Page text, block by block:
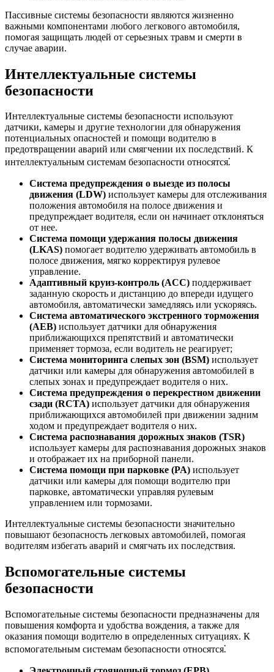
Пассивные системы безопасности являются жизненно
важными компонентами любого легкового автомобиля,
помогая защищать людей от серьезных травм и смерти в
случае аварии.
Интеллектуальные системы
безопасности
Интеллектуальные системы безопасности используют
датчики, камеры и другие технологии для обнаружения
потенциальных опасностей и помощи водителю в
предотвращении аварий или смягчении их последствий. К
интеллектуальным системам безопасности относятся⁚
Система предупреждения о выезде из полосы
движения (LDW) использует камеры для отслеживания
положения автомобиля на полосе движения и
предупреждает водителя, если он начинает отклоняться
от нее.
Система помощи удержания полосы движения
(LKAS) помогает водителю удерживать автомобиль в
полосе движения, мягко корректируя рулевое
управление.
Адаптивный круиз-контроль (ACC) поддерживает
заданную скорость и дистанцию до впереди идущего
автомобиля, автоматически замедляясь или ускоряясь.
Система автоматического экстренного торможения
(AEB) использует датчики для обнаружения
приближающихся препятствий и автоматически
применяет тормоза, если водитель не реагирует;
Система мониторинга слепых зон (BSM) использует
датчики или камеры для обнаружения автомобилей в
слепых зонах и предупреждает водителя о них.
Система предупреждения о перекрестном движении
сзади (RCTA) использует датчики для обнаружения
приближающихся автомобилей при движении задним
ходом и предупреждает водителя о них.
Система распознавания дорожных знаков (TSR)
использует камеры для распознавания дорожных знаков
и отображает их на приборной панели.
Система помощи при парковке (PA) использует
датчики или камеры для помощи водителю при
парковке, автоматически управляя рулевым
управлением или тормозами.
Интеллектуальные системы безопасности значительно
повышают безопасность легковых автомобилей, помогая
водителям избегать аварий и смягчать их последствия.
Вспомогательные системы
безопасности
Вспомогательные системы безопасности предназначены для
повышения комфорта и удобства вождения, а также для
оказания помощи водителю в определенных ситуациях. К
вспомогательным системам безопасности относятся⁚